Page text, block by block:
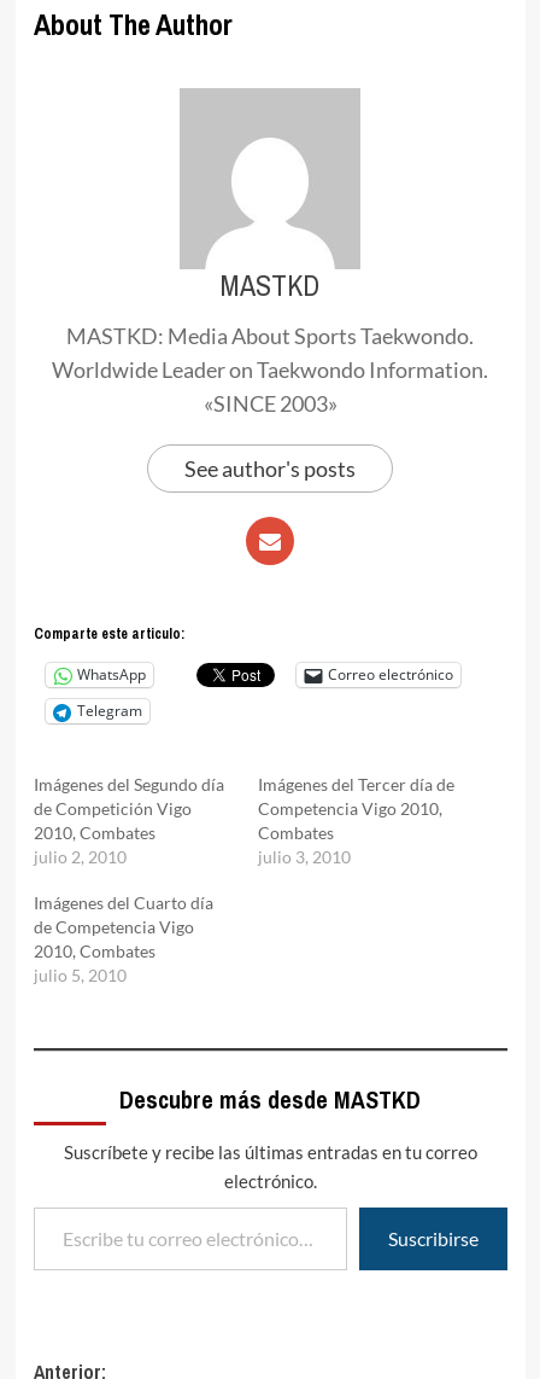
About The Author
MASTKD
MASTKD: Media About Sports Taekwondo.
Worldwide Leader on Taekwondo Information.
«SINCE 2003»
See author's posts
Comparte este articulo:
WhatsApp
Correo electrónico
Telegram
Imágenes del Segundo día
de Competición Vigo
2010, Combates
julio 2, 2010
Imágenes del Tercer día de
Competencia Vigo 2010,
Combates
julio 3, 2010
Imágenes del Cuarto día
de Competencia Vigo
2010, Combates
julio 5, 2010
Descubre más desde MASTKD
Suscríbete y recibe las últimas entradas en tu correo
electrónico.
Escribe tu correo electrónico…
Suscribirse
Anterior: